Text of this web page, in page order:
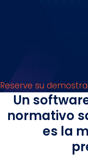
Reserve su
Un
normativo
es la